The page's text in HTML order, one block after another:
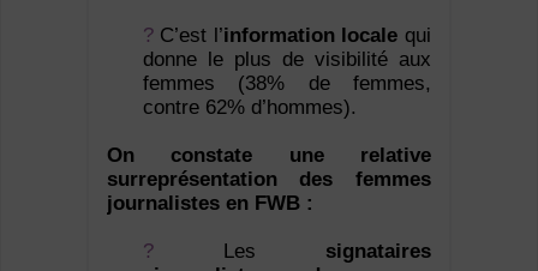
?C’est l’information locale qui
donne le plus de visibilité aux
femmes (38% de femmes,
contre 62% d’hommes).
On constate une relative
surrepré­sentation des femmes
journalistes en FWB :
?Les signataires